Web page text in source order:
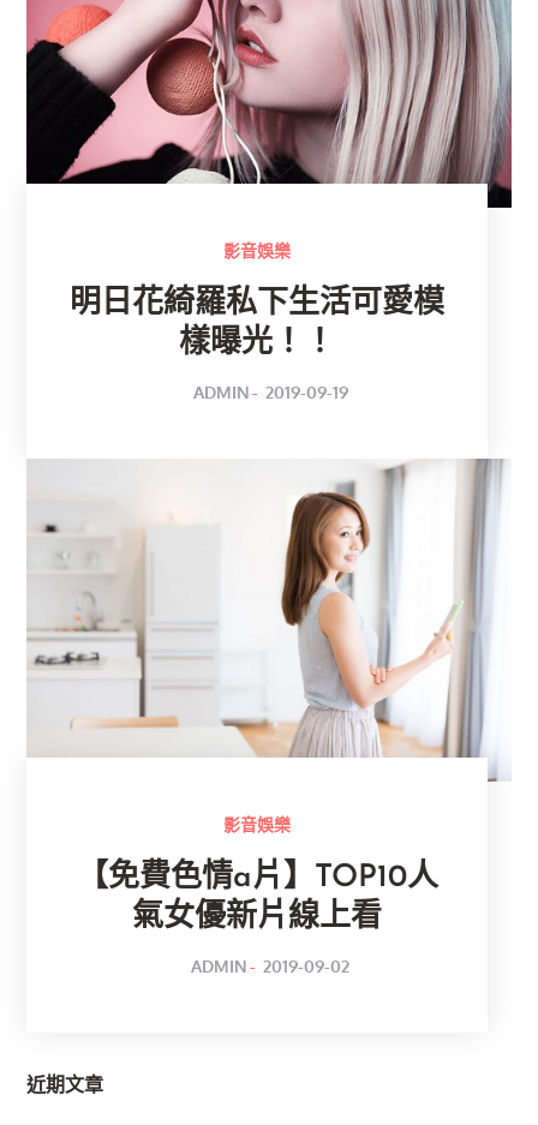
影音娛樂
明日花綺羅私下生活可愛模
樣曝光！！
ADMIN
POSTED
2019-09-19
影音娛樂
【免費色情a片】TOP10人
氣女優新片線上看
ADMIN
POSTED
2019-09-02
近期文章